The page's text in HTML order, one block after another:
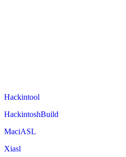
Hackintool
HackintoshBuild
MaciASL
Xiasl